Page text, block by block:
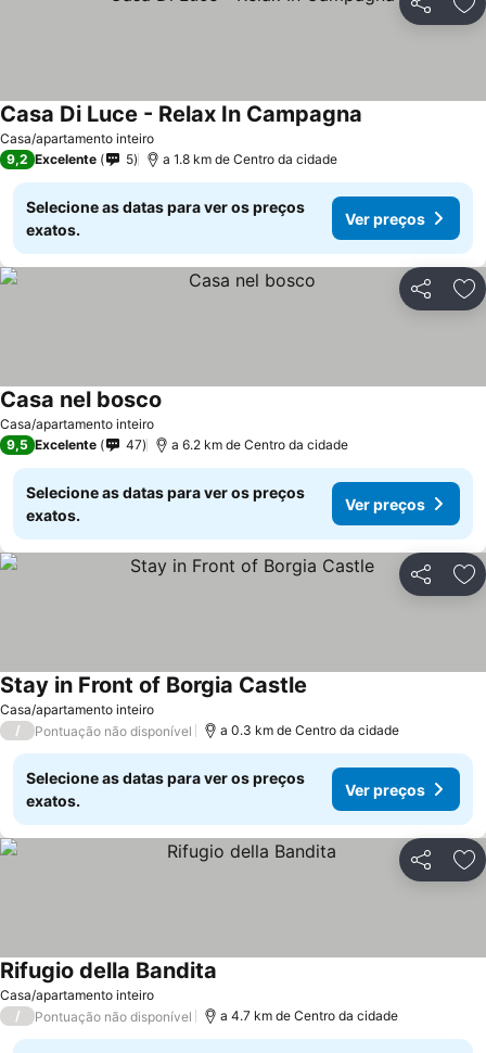
Partilhar
Casa/apartamento inteiro
Casa Di Luce - Relax In Campagna
9,2 Excelente 5 a 1.8 km de Centro da cidade
Selecione as datas para ver os preços
exatos.
Ver preços
Partilhar
Casa/apartamento inteiro
Casa nel bosco
9,5 Excelente 47 a 6.2 km de Centro da cidade
Selecione as datas para ver os preços
exatos.
Ver preços
Partilhar
Casa/apartamento inteiro
Stay in Front of Borgia Castle
/ Pontuação não disponível a 0.3 km de Centro da cidade
Selecione as datas para ver os preços
exatos.
Ver preços
Partilhar
Casa/apartamento inteiro
Rifugio della Bandita
/ Pontuação não disponível a 4.7 km de Centro da cidade